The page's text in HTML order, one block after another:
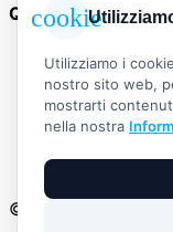
Questioni legali
AGB
Informazioni
Informativa
Vertrag
© 2026 Outdoor
cookie
Utilizziamo i
nostro sito web,
mostrarti
nella nostra